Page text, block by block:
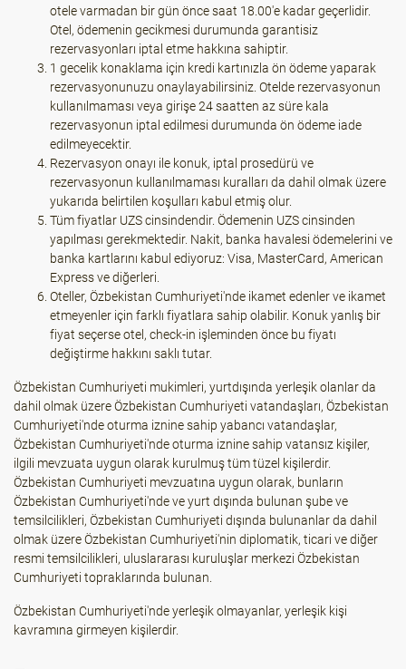
otele varmadan bir gün önce saat 18.00'e kadar geçerlidir.
Otel, ödemenin gecikmesi durumunda garantisiz
rezervasyonları iptal etme hakkına sahiptir.
1 gecelik konaklama için kredi kartınızla ön ödeme yaparak
rezervasyonunuzu onaylayabilirsiniz. Otelde rezervasyonun
kullanılmaması veya girişe 24 saatten az süre kala
rezervasyonun iptal edilmesi durumunda ön ödeme iade
edilmeyecektir.
Rezervasyon onayı ile konuk, iptal prosedürü ve
rezervasyonun kullanılmaması kuralları da dahil olmak üzere
yukarıda belirtilen koşulları kabul etmiş olur.
Tüm fiyatlar UZS cinsindendir. Ödemenin UZS cinsinden
yapılması gerekmektedir. Nakit, banka havalesi ödemelerini ve
banka kartlarını kabul ediyoruz: Visa, MasterCard, American
Express ve diğerleri.
Oteller, Özbekistan Cumhuriyeti'nde ikamet edenler ve ikamet
etmeyenler için farklı fiyatlara sahip olabilir. Konuk yanlış bir
fiyat seçerse otel, check-in işleminden önce bu fiyatı
değiştirme hakkını saklı tutar.
Özbekistan Cumhuriyeti mukimleri, yurtdışında yerleşik olanlar da
dahil olmak üzere Özbekistan Cumhuriyeti vatandaşları, Özbekistan
Cumhuriyeti'nde oturma iznine sahip yabancı vatandaşlar,
Özbekistan Cumhuriyeti'nde oturma iznine sahip vatansız kişiler,
ilgili mevzuata uygun olarak kurulmuş tüm tüzel kişilerdir.
Özbekistan Cumhuriyeti mevzuatına uygun olarak, bunların
Özbekistan Cumhuriyeti'nde ve yurt dışında bulunan şube ve
temsilcilikleri, Özbekistan Cumhuriyeti dışında bulunanlar da dahil
olmak üzere Özbekistan Cumhuriyeti'nin diplomatik, ticari ve diğer
resmi temsilcilikleri, uluslararası kuruluşlar merkezi Özbekistan
Cumhuriyeti topraklarında bulunan.
Özbekistan Cumhuriyeti'nde yerleşik olmayanlar, yerleşik kişi
kavramına girmeyen kişilerdir.